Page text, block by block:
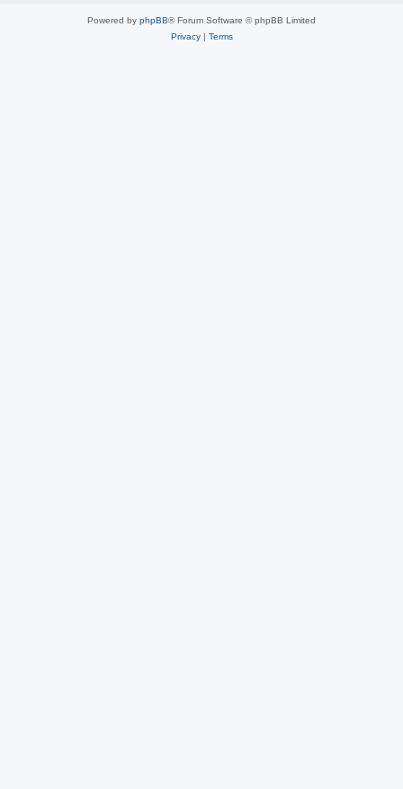
Powered by phpBB® Forum Software © phpBB Limited
Privacy| Terms